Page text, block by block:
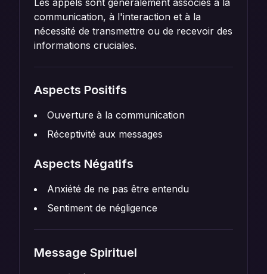
Les appels sont généralement associés à la
communication, à l'interaction et à la
nécessité de transmettre ou de recevoir des
informations cruciales.
Aspects Positifs
Ouverture à la communication
Réceptivité aux messages
Aspects Négatifs
Anxiété de ne pas être entendu
Sentiment de négligence
Message Spirituel